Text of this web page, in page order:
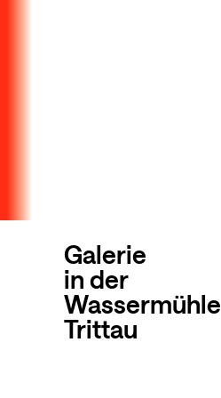
Galerie
in der
Wassermühle
Trittau